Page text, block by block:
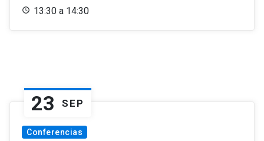
13:30 a 14:30
23 SEP
Conferencias